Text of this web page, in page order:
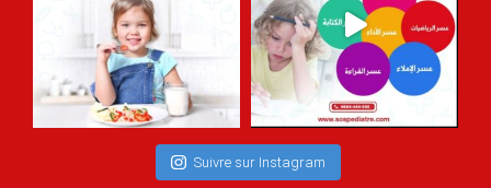
Suivre sur Instagram